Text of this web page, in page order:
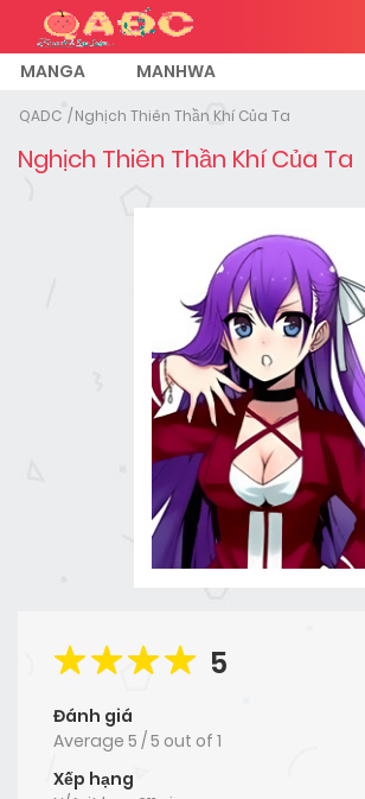
MANGA MANHWA
QADC Nghịch Thiên Thần Khí Của Ta
Nghịch Thiên Thần Khí Của Ta
5
Đánh giá
Average 5 /5 out of 1
Xếp hạng